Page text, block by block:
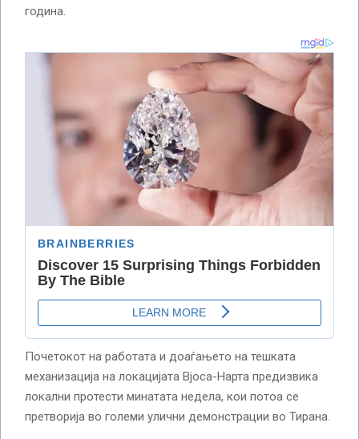
година.
Почетокот на работата и доаѓањето на тешката
механизација на локацијата Вјоса-Нарта предизвика
локални протести минатата недела, кои потоа се
претворија во големи улични демонстрации во Тирана.